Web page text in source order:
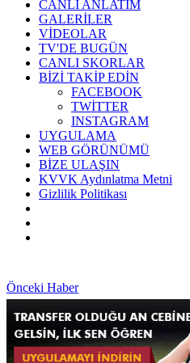
CANLI ANLATIM
GALERİLER
VİDEOLAR
TV'DE BUGÜN
CANLI SKORLAR
BİZİ TAKİP EDİN
FACEBOOK
TWİTTER
INSTAGRAM
UYGULAMA
WEB GÖRÜNÜMÜ
BİZE ULAŞIN
KVVK Aydınlatma Metni
Gizlilik Politikası
Önceki Haber